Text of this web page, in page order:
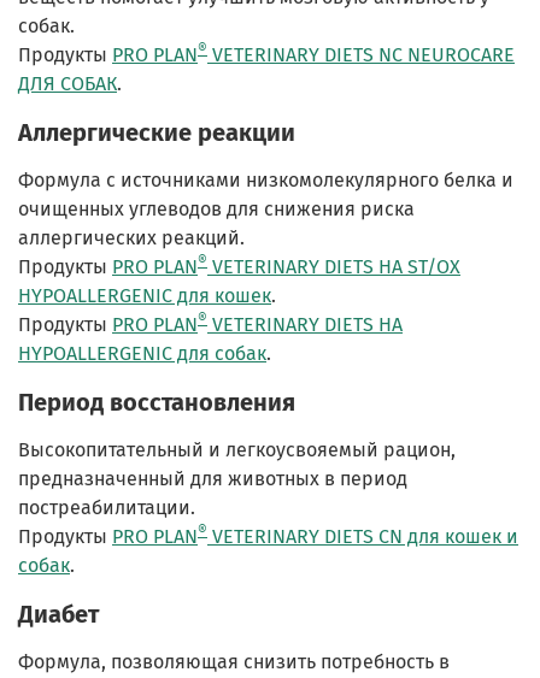
собак.
Продукты PRO PLAN® VETERINARY DIETS NC NEUROCARE
ДЛЯ СОБАК.
Аллергические реакции
Формула с источниками низкомолекулярного белка и
очищенных углеводов для снижения риска
аллергических реакций.
Продукты PRO PLAN® VETERINARY DIETS HA ST/OX
HYPOALLERGENIC для кошек.
Продукты PRO PLAN® VETERINARY DIETS HA
HYPOALLERGENIC для собак.
Период восстановления
Высокопитательный и легкоусвояемый рацион,
предназначенный для животных в период
постреабилитации.
Продукты PRO PLAN® VETERINARY DIETS CN для кошек и
собак.
Диабет
Формула, позволяющая снизить потребность в